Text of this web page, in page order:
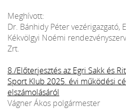
Meghívott:
Dr. Bánhidy Péter vezérigazgató,
Kékvölgyi Noémi
Zrt.
8./Előterjesztés az Egri Sakk és
Sport Klub 2025. évi működési
elszámolásáról
Vágner Ákos polgármester